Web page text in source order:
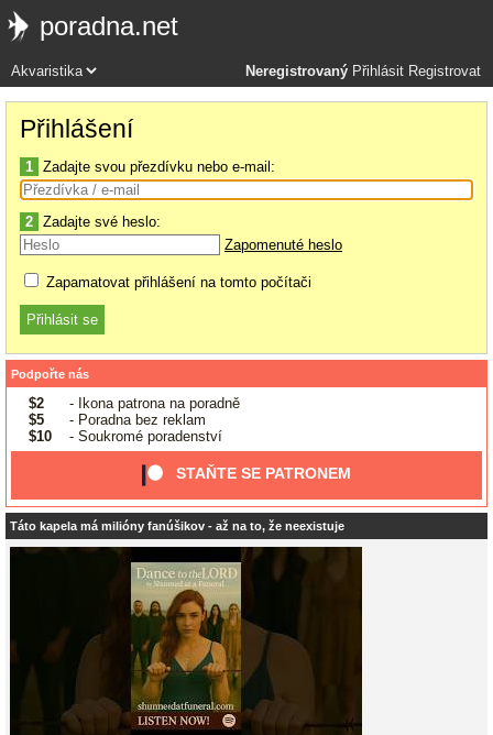
poradna.net
Neregistrovaný Přihlásit Registrovat
Přihlášení
1 Zadajte svou přezdívku nebo e-mail:
2 Zadajte své heslo:
Zapomenuté heslo
Zapamatovat přihlášení na tomto počítači
Podpořte nás
$2
- Ikona patrona na poradně
$5
- Poradna bez reklam
$10
- Soukromé poradenství
STAŇTE SE PATRONEM
Táto kapela má milióny fanúšikov - až na to, že neexistuje